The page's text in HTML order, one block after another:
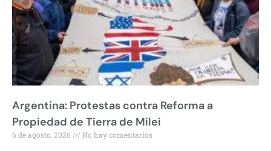
Argentina: Protestas contra Reforma a
Propiedad de Tierra de Milei
6 de agosto, 2026 No hay comentarios